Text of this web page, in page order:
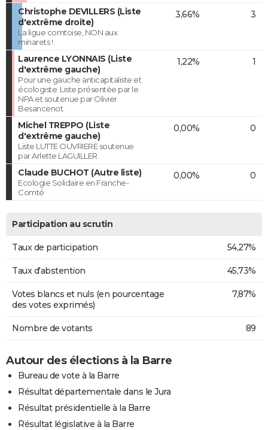
Christophe DEVILLERS (Liste
d'extrême droite)
La ligue comtoise, NON aux
minarets !
3,66% 3
Laurence LYONNAIS (Liste
d'extrême gauche)
Pour une gauche anticapitaliste et
écologiste. Liste présentée par le
NPA et soutenue par Olivier
Besancenot.
1,22% 1
Michel TREPPO (Liste
d'extrême gauche)
Liste LUTTE OUVRIERE soutenue
par Arlette LAGUILLER.
0,00% 0
Claude BUCHOT (Autre liste)
Ecologie Solidaire en Franche-
Comté
0,00% 0
Participation au scrutin
Taux de participation 54,27%
Taux d'abstention 45,73%
Votes blancs et nuls (en pourcentage
des votes exprimés)
7,87%
Nombre de votants 89
Autour des élections à la Barre
Bureau de vote à la Barre
Résultat départementale dans le Jura
Résultat présidentielle à la Barre
Résultat législative à la Barre